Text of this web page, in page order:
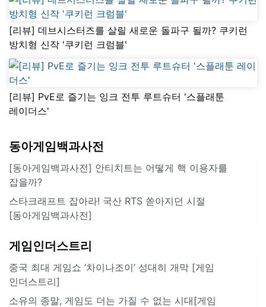
[리뷰] 데브시스터즈를 살릴 새로운 돌파구 될까? 쿠키런
방치형 신작 '쿠키런 크럼블'
[리뷰] PvE로 즐기는 잉크 전투 루트슈터 '스플래툰
레이더스'
동아게임백과사전
[동아게임백과사전] 안티치트는 어떻게 핵 이용자를
잡을까?
스타크래프트 잡아라! 국산 RTS 쏟아지던 시절
[동아게임백과사전]
게임인더스트리
중국 최대 게임쇼 ‘차이나조이’ 성대히 개막 [게임
인더스트리]
소유의 종말, 게임도 더는 가질 수 없는 시대[게임